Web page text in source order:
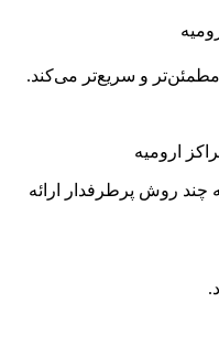
مطمئن‌تر و سریع‌تر می‌کند.
ارومیه
چند روش پرطرفدار ارائه